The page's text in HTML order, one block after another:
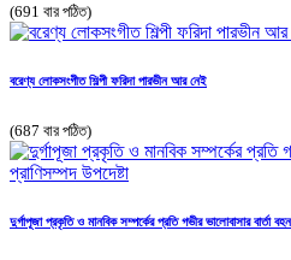
(691 বার পঠিত)
বরেণ্য লোকসংগীত শিল্পী ফরিদা পারভীন আর নেই
(687 বার পঠিত)
দুর্গাপূজা প্রকৃতি ও মানবিক সম্পর্কের প্রতি গভীর ভালোবাসার বার্তা